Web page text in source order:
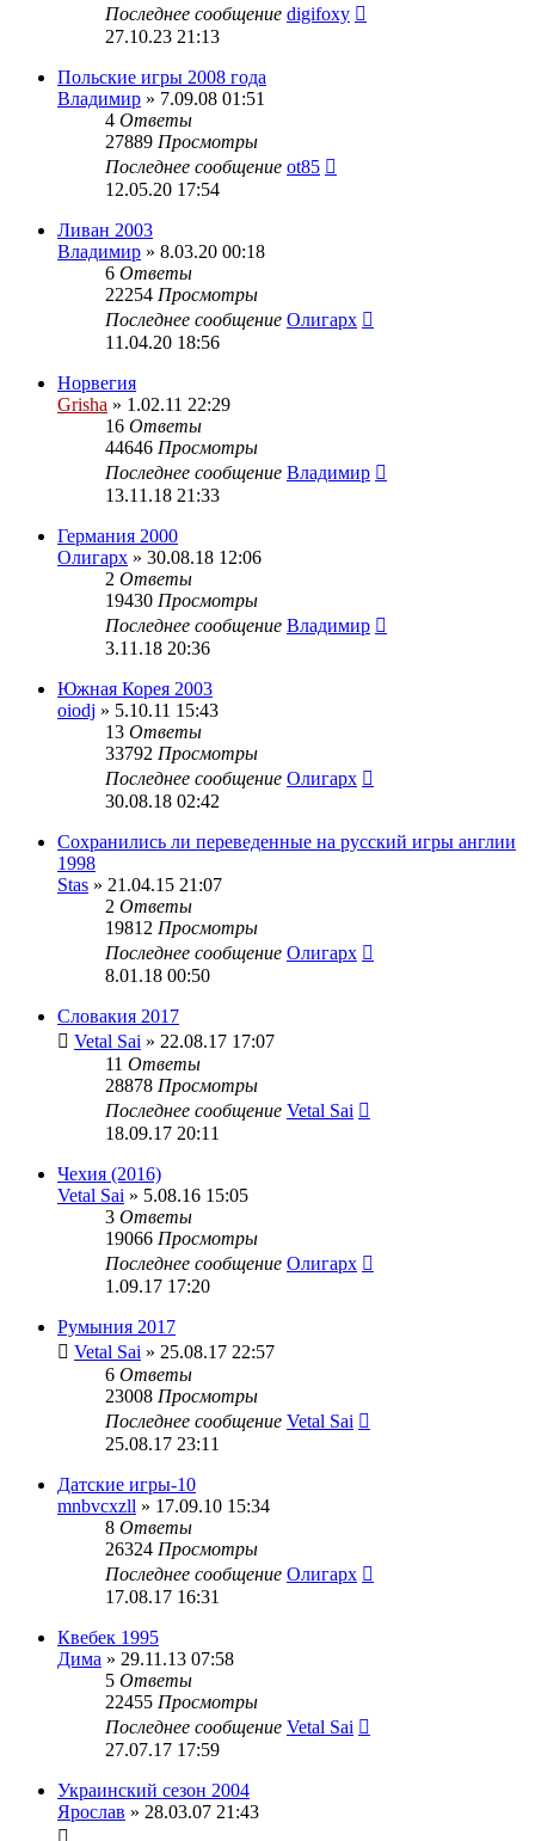
Последнее сообщение digifoxy
27.10.23 21:13
Польские игры 2008 года
Владимир » 7.09.08 01:51
4 Ответы
27889 Просмотры
Последнее сообщение ot85
12.05.20 17:54
Ливан 2003
Владимир » 8.03.20 00:18
6 Ответы
22254 Просмотры
Последнее сообщение Олигарх
11.04.20 18:56
Норвегия
Grisha » 1.02.11 22:29
16 Ответы
44646 Просмотры
Последнее сообщение Владимир
13.11.18 21:33
Германия 2000
Олигарх » 30.08.18 12:06
2 Ответы
19430 Просмотры
Последнее сообщение Владимир
3.11.18 20:36
Южная Корея 2003
oiodj » 5.10.11 15:43
13 Ответы
33792 Просмотры
Последнее сообщение Олигарх
30.08.18 02:42
Сохранились ли переведенные на русский игры англии
1998
Stas » 21.04.15 21:07
2 Ответы
19812 Просмотры
Последнее сообщение Олигарх
8.01.18 00:50
Словакия 2017
Vetal Sai » 22.08.17 17:07
11 Ответы
28878 Просмотры
Последнее сообщение Vetal Sai
18.09.17 20:11
Чехия (2016)
Vetal Sai » 5.08.16 15:05
3 Ответы
19066 Просмотры
Последнее сообщение Олигарх
1.09.17 17:20
Румыния 2017
Vetal Sai » 25.08.17 22:57
6 Ответы
23008 Просмотры
Последнее сообщение Vetal Sai
25.08.17 23:11
Датские игры-10
mnbvcxzll » 17.09.10 15:34
8 Ответы
26324 Просмотры
Последнее сообщение Олигарх
17.08.17 16:31
Квебек 1995
Дима » 29.11.13 07:58
5 Ответы
22455 Просмотры
Последнее сообщение Vetal Sai
27.07.17 17:59
Украинский сезон 2004
Ярослав » 28.03.07 21:43